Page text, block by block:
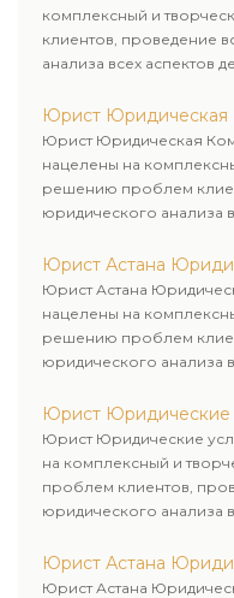
комплексный и
клиентов, проведение
анализа всех аспектов
Юрист Юридическая
Юрист Юридическая
нацелены на
решению проблем
юридического анализа
Юрист Астана
Юрист Астана
нацелены на
решению проблем
юридического анализа
Юрист Юридические
Юрист Юридические
на комплексный и
проблем клиентов,
юридического анализа
Юрист Астана
Юрист Астана